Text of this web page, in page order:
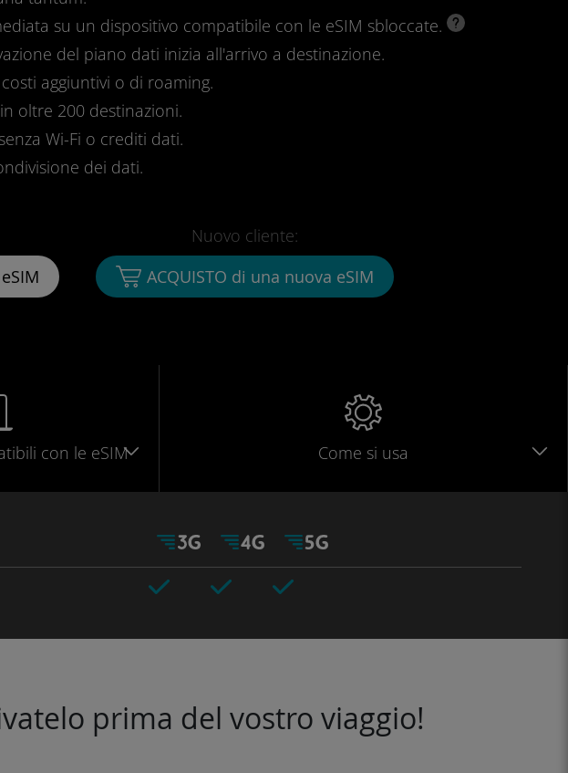
su un dispositivo compatibile con le eSIM sbloccate.
del piano dati inizia all'arrivo a destinazione.
aggiuntivi o di roaming.
oltre 200 destinazioni.
Wi-Fi o crediti dati.
dei dati.
Nuovo cliente:
ACQUISTO di una nuova eSIM
con le eSIM Come si usa
prima del vostro viaggio!